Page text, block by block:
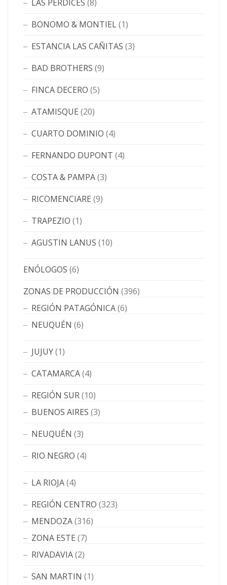
LAS PERDICES (8)
BONOMO & MONTIEL(1)
ESTANCIA LAS CAÑITAS (3)
BAD BROTHERS (9)
FINCA DECERO (5)
ATAMISQUE (20)
CUARTO DOMINIO (4)
FERNANDO DUPONT (4)
COSTA & PAMPA(3)
RICOMENCIARE (9)
TRAPEZIO (1)
AGUSTIN LANUS (10)
ENÓLOGOS (6)
ZONAS DE PRODUCCIÓN (396)
REGIÓN PATAGÓNICA(6)
NEUQUÉN (6)
JUJUY(1)
CATAMARCA(4)
REGIÓN SUR(10)
BUENOS AIRES (3)
NEUQUÉN (3)
RIO NEGRO (4)
LA RIOJA(4)
REGIÓN CENTRO (323)
MENDOZA(316)
ZONA ESTE (7)
RIVADAVIA(2)
SAN MARTIN (1)